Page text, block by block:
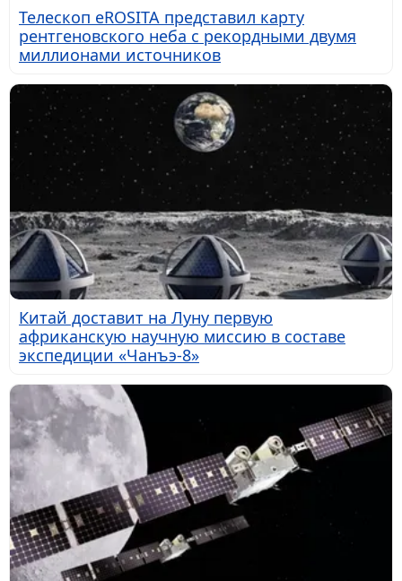
Телескоп eROSITA представил карту
рентгеновского неба с рекордными двумя
миллионами источников
Китай доставит на Луну первую
африканскую научную миссию в составе
экспедиции «Чанъэ-8»